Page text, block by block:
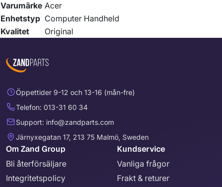
Varumärke Acer
Enhetstyp Computer Handheld
Kvalitet
Original
Öppettider 9-12 och 13-16 (mån-fre)
Telefon: 013-31 60 34
Support: info@zandparts.com
Järnyxegatan 17, 213 75 Malmö, Sweden
Om Zand Group
Bli återförsäljare
Integritetspolicy
Kundservice
Vanliga frågor
Frakt & returer